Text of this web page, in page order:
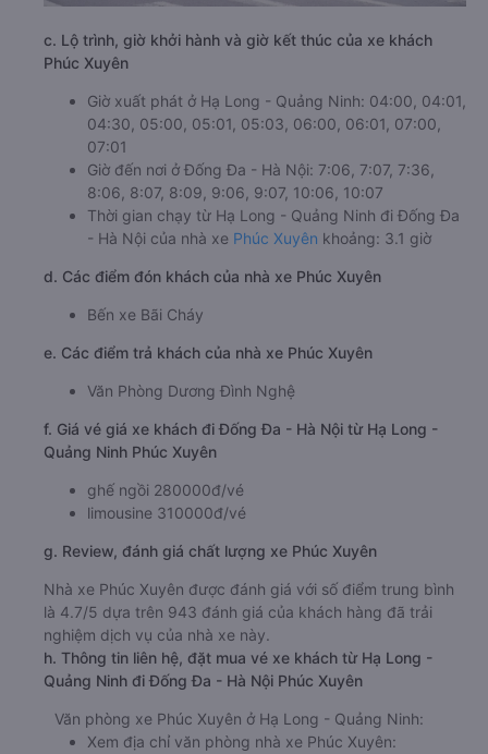
c. Lộ trình, giờ khởi hành và giờ kết thúc của xe khách
Phúc Xuyên
Giờ xuất phát ở Hạ Long - Quảng Ninh: 04:00, 04:01,
04:30, 05:00, 05:01, 05:03, 06:00, 06:01, 07:00,
07:01
Giờ đến nơi ở Đống Đa - Hà Nội: 7:06, 7:07, 7:36,
8:06, 8:07, 8:09, 9:06, 9:07, 10:06, 10:07
Thời gian chạy từ Hạ Long - Quảng Ninh đi Đống Đa
- Hà Nội của nhà xe Phúc Xuyên khoảng: 3.1 giờ
d. Các điểm đón khách của nhà xe Phúc Xuyên
Bến xe Bãi Cháy
e. Các điểm trả khách của nhà xe Phúc Xuyên
Văn Phòng Dương Đình Nghệ
f. Giá vé giá xe khách đi Đống Đa - Hà Nội từ Hạ Long -
Quảng Ninh Phúc Xuyên
ghế ngồi 280000đ/vé
limousine 310000đ/vé
g. Review, đánh giá chất lượng xe Phúc Xuyên
Nhà xe Phúc Xuyên được đánh giá với số điểm trung bình
là 4.7/5 dựa trên 943 đánh giá của khách hàng đã trải
nghiệm dịch vụ của nhà xe này.
h. Thông tin liên hệ, đặt mua vé xe khách từ Hạ Long -
Quảng Ninh đi Đống Đa - Hà Nội Phúc Xuyên
Văn phòng xe Phúc Xuyên ở Hạ Long - Quảng Ninh:
Xem địa chỉ văn phòng nhà xe Phúc Xuyên: